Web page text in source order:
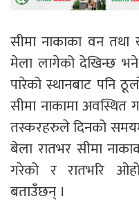
सीमा नाकाका वन
मेला लागेको देखिन्छ भने
पारेको स्थानबाट पनि
सीमा नाकामा अवस्थित
तस्करहरुले दिनको
बेला रातभर सीमा
गरेको र रातभरि
बताउँछन् ।